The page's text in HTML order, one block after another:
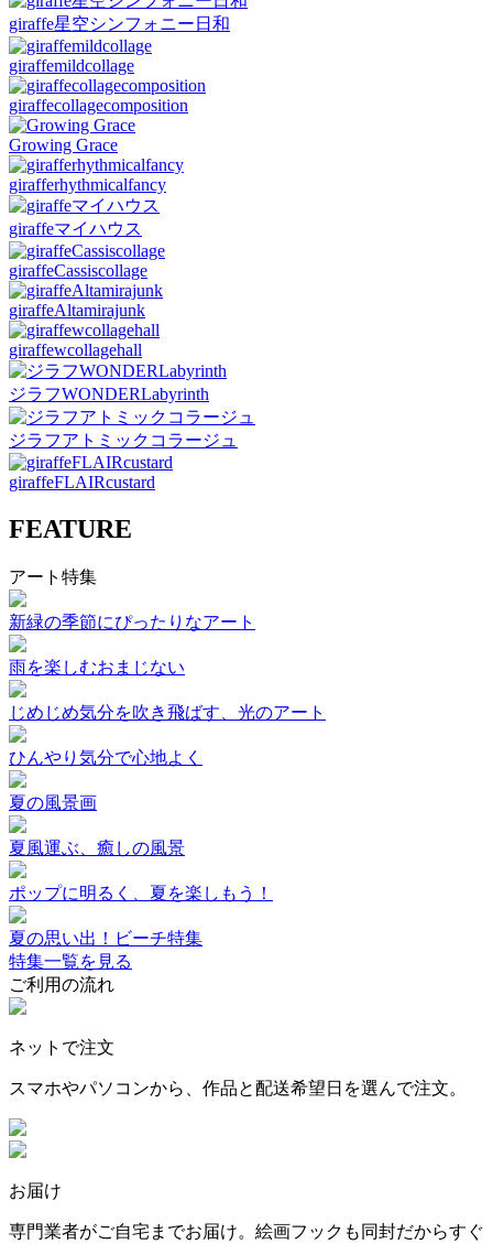
giraffe星空シンフォニー日和
giraffemildcollage
giraffecollagecomposition
Growing Grace
girafferhythmicalfancy
giraffeマイハウス
giraffeCassiscollage
giraffeAltamirajunk
giraffewcollagehall
ジラフWONDERLabyrinth
ジラフアトミックコラージュ
giraffeFLAIRcustard
FEATURE
アート特集
新緑の季節にぴったりなアート
雨を楽しむおまじない
じめじめ気分を吹き飛ばす、光のアート
ひんやり気分で心地よく
夏の風景画
夏風運ぶ、癒しの風景
ポップに明るく、夏を楽しもう！
夏の思い出！ビーチ特集
特集一覧を見る
ご利用の流れ
ネットで注文
スマホやパソコンから、作品と配送希望日を選んで注文。
お届け
専門業者がご自宅までお届け。絵画フックも同封だからすぐ